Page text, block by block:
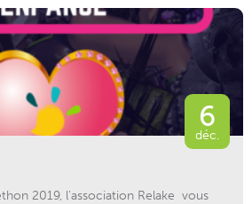
6
déc.
2019, l'association Relake vous